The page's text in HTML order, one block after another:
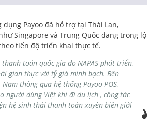
Payoo đã hỗ trợ tại Thái Lan,
Singapore và Trung Quốc đang trong lộ
tiến độ triển khai thực tế.
toán quốc gia do NAPAS phát triển,
gian thực với tỷ giá minh bạch. Bên
thông qua hệ thống Payoo POS,
người dùng Việt khi đi du lịch , công tác
hệ sinh thái thanh toán xuyên biên giới